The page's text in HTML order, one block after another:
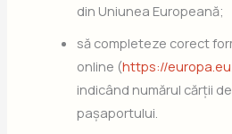
din Uniunea Europeană;
să completeze corect
online (https://
indicând numărul cărții
pașaportului.